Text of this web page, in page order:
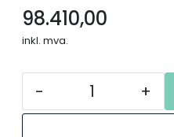
98.410,00
inkl. mva.
- +